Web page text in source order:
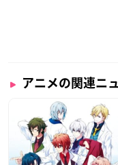
アニメの関連ニ